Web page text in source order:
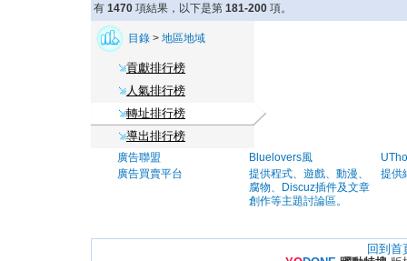
有 1470 項結果，以下是第 181-200 項。
目錄 > 地區地域
貢獻排行榜
人氣排行榜
轉址排行榜
導出排行榜
廣告聯盟
廣告買賣平台
Bluelovers風
提供程式、遊戲、動漫、
腐物、Discuz插件及文章
創作等主題討論區。
提供
回到首